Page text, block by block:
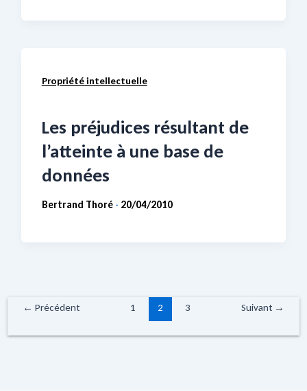
Propriété intellectuelle
Les préjudices résultant de
l’atteinte à une base de
données
Bertrand Thoré - 20/04/2010
← Précédent 1 2 3 Suivant →